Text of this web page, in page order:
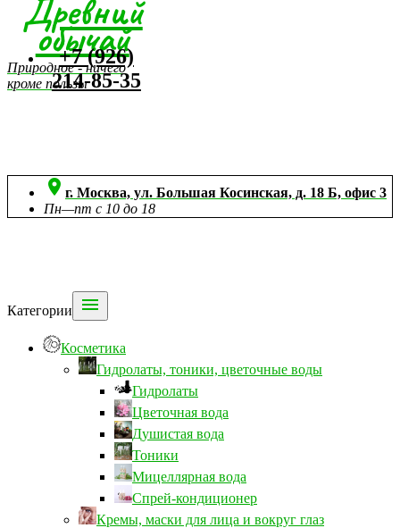
Древний
обычай
Природное - ничего
кроме пользы
+7 (926)
214-85-35
 г. Москва, ул. Большая Косинская, д. 18 Б, офис 3
Пн—пт с 10 до 18
Категории 
Косметика
Гидролаты, тоники, цветочные воды
Гидролаты
Цветочная вода
Душистая вода
Тоники
Мицеллярная вода
Спрей-кондиционер
Кремы, маски для лица и вокруг глаз